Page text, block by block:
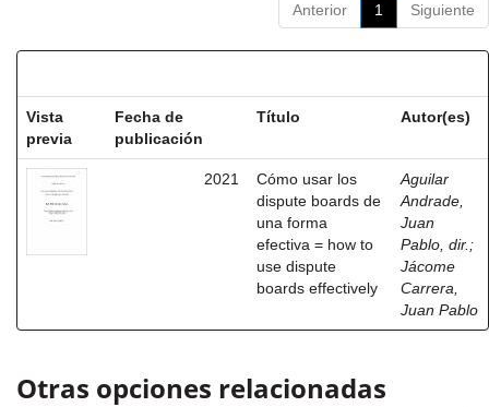
Anterior 1 Siguiente
Vista
previa
Fecha de
publicación
Título Autor(es)
2021
Cómo usar los
dispute boards de
una forma
efectiva = how to
use dispute
boards effectively
Aguilar
Andrade,
Juan
Pablo, dir. ;
Jácome
Carrera,
Juan Pablo
Otras opciones relacionadas